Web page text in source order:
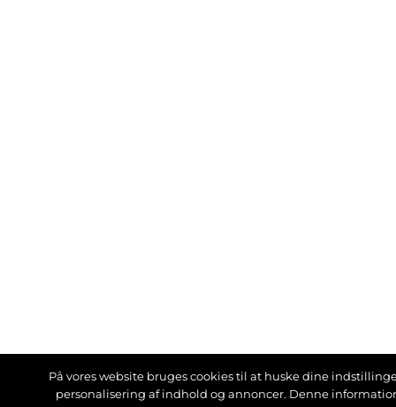
På vores website bruges cookies til at huske dine
personalisering af indhold og annoncer. Denne